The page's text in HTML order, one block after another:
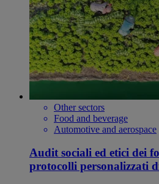
Other sectors
Food and beverage
Automotive and aerospace
Audit sociali ed etici dei
protocolli personalizzati